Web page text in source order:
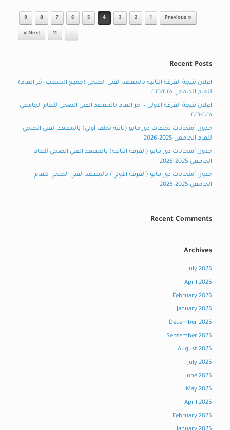
Post navigation
« Previous
1
2
3
4
5
6
7
8
9
…
11
Next »
Recent Posts
اعلان نتيجة الفرقة الثانية بالمعهد الفني الصحي (جميع الشعب-اخر العام)
للعام الجامعي ٢٠٢٦/٢٠٢٥
اعلان نتيجة الفرقة الاولي – اخر العام بالمعهد الفني الصحي للعام الجامعي
٢٠٢٥-٢٠٢٦
جدول أمتحانات تخلفات دور مايو (ثانية تخلف أولي) بالمعهد الفني الصحي
للعام الجامعي 2025-2026
جدول أمتحانات دور مايو (الفرقة الثانية) بالمعهد الفني الصحي للعام
الجامعي 2025-2026
جدول أمتحانات دور مايو (الفرقة الأولي) بالمعهد الفني الصحي للعام
الجامعي 2025-2026
Recent Comments
Archives
July 2026
April 2026
February 2026
January 2026
December 2025
September 2025
August 2025
July 2025
June 2025
May 2025
April 2025
February 2025